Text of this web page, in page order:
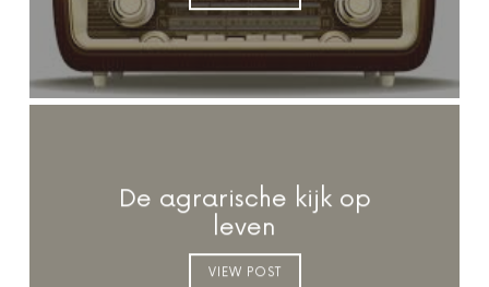
De agrarische kijk op
leven
VIEW POST